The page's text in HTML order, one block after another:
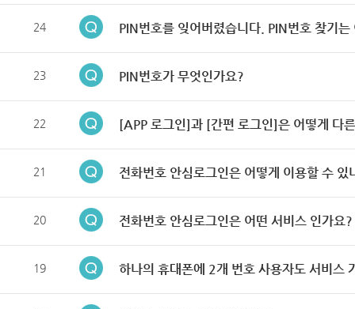
24 PIN번호를 잊어버렸습니다. PIN번호 찾기는
23 PIN번호가 무엇인가요?
22 [APP 로그인]과 [간편 로그인]은 어떻게 다
21 전화번호 안심로그인은 어떻게 이용할 수 있
20 전화번호 안심로그인은 어떤 서비스 인가요?
19 하나의 휴대폰에 2개 번호 사용자도 서비스